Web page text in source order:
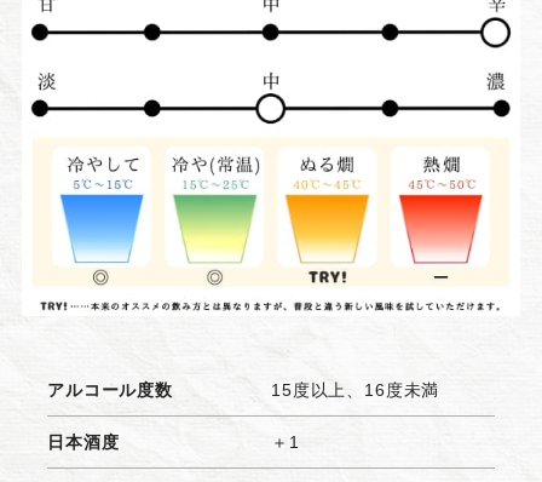
アルコール度数 15度以上、16度未満
日本酒度 ＋1